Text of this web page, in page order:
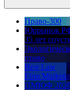
Право-300
Юррынок
35 лет
право
Best Law
Firm
ПМЮФ